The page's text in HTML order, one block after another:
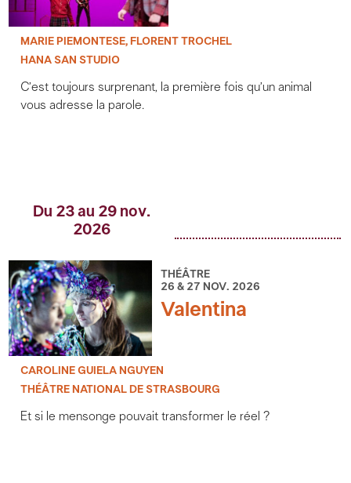
MARIE PIEMONTESE, FLORENT TROCHEL
HANA SAN STUDIO
C’est toujours surprenant, la première fois qu’un animal
vous adresse la parole.
Du 23 au 29 nov.
2026
THÉÂTRE
26 & 27 NOV. 2026
Valentina
CAROLINE GUIELA NGUYEN
THÉÂTRE NATIONAL DE STRASBOURG
Et si le mensonge pouvait transformer le réel ?